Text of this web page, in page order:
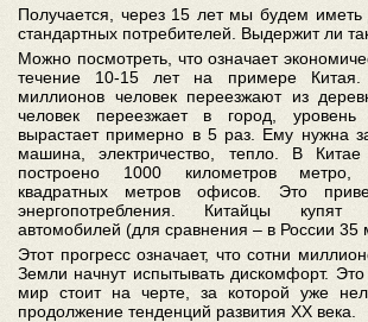
Получается, через 15 лет мы будем
стандартных потребителей. Выдержит ли
Можно посмотреть, что означает
течение 10-15 лет на примере
миллионов человек переезжают из
человек переезжает в город, уровень
вырастает примерно в 5 раз. Ему нужна
машина, электричество, тепло. В
построено 1000 километров
квадратных метров офисов. Это
энергопотребления. Китайцы
автомобилей (для сравнения – в России 35
Этот прогресс означает, что сотни
Земли начнут испытывать дискомфорт.
мир стоит на черте, за которой уже
продолжение тенденций развития XX века.